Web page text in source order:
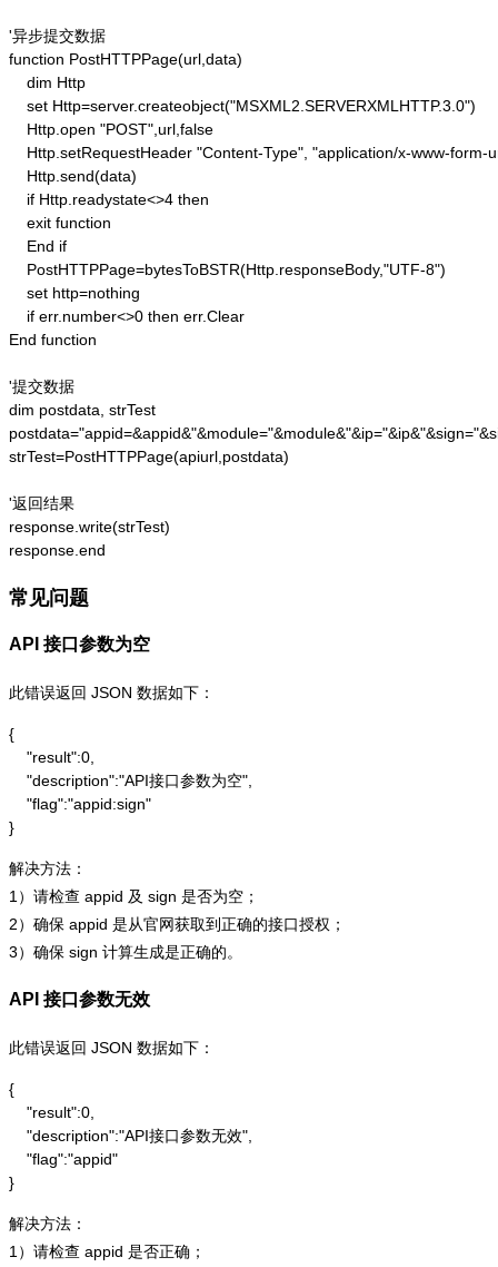
'异步提交数据
function PostHTTPPage(url,data)
    dim Http
    set Http=server.createobject("MSXML2.SERVERXMLHTTP.3.0")
    Http.open "POST",url,false
Http.setRequestHeader "Content-Type", "application/x-www-form-
    Http.send(data)
    if Http.readystate<>4 then
    exit function
    End if
    PostHTTPPage=bytesToBSTR(Http.responseBody,"UTF-8")
    set http=nothing
    if err.number<>0 then err.Clear
End function
'提交数据
dim postdata, strTest
strTest=PostHTTPPage(apiurl,postdata)
'返回结果
response.write(strTest)
response.end
常见问题
API 接口参数为空
此错误返回 JSON 数据如下：
{
    "result":0,
    "description":"API接口参数为空",
    "flag":"appid:sign"
}
解决方法：
1）请检查 appid 及 sign 是否为空；
2）确保 appid 是从官网获取到正确的接口授权；
3）确保 sign 计算生成是正确的。
API 接口参数无效
此错误返回 JSON 数据如下：
{
    "result":0,
    "description":"API接口参数无效",
    "flag":"appid"
}
解决方法：
1）请检查 appid 是否正确；